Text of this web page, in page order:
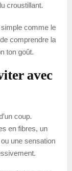
croustillant.
comme le
comprendre la
ton goût.
avec
coup.
en fibres, un
une sensation